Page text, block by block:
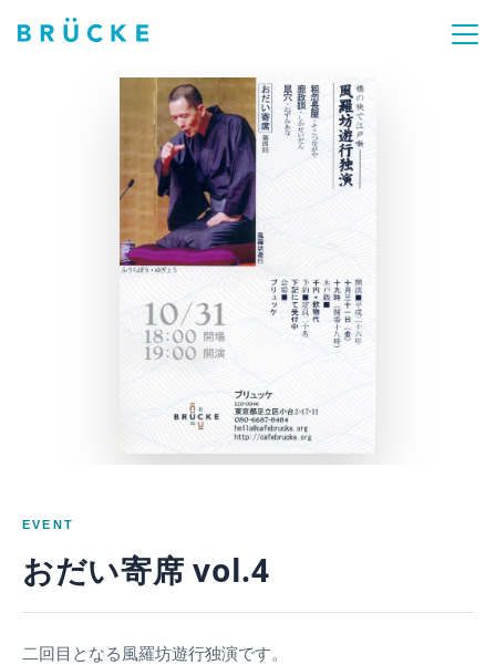
EVENT
おだい寄席 vol.4
二回目となる風羅坊遊行独演です。